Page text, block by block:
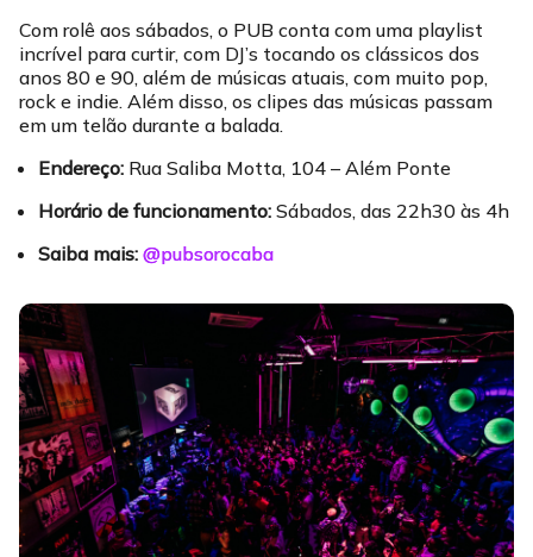
Com rolê aos sábados, o PUB conta com uma playlist
incrível para curtir, com DJ’s tocando os clássicos dos
anos 80 e 90, além de músicas atuais, com muito pop,
rock e indie. Além disso, os clipes das músicas passam
em um telão durante a balada.
Endereço: Rua Saliba Motta, 104 – Além Ponte
Horário de funcionamento: Sábados, das 22h30 às 4h
Saiba mais: @pubsorocaba